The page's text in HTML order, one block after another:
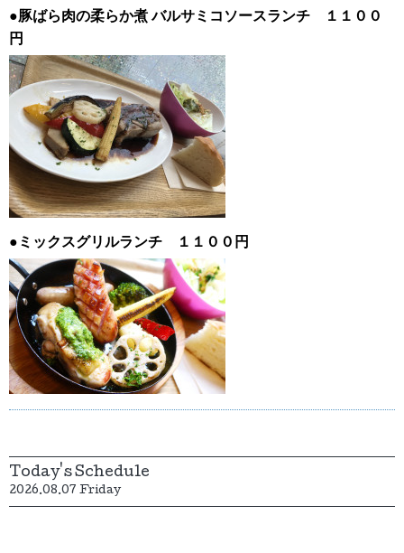
●豚ばら肉の柔らか煮バルサミコソースランチ １１００
円
●ミックスグリルランチ １１００円
Today's Schedule
2026.08.07 Friday